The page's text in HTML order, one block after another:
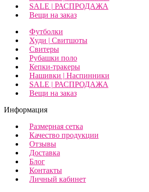
SALE | РАСПРОДАЖА
Вещи на заказ
Футболки
Худи | Свитшоты
Свитеры
Рубашки поло
Кепки-тракеры
Нашивки | Наспинники
SALE | РАСПРОДАЖА
Вещи на заказ
Информация
Размерная сетка
Качество продукции
Отзывы
Доставка
Блог
Контакты
Личный кабинет